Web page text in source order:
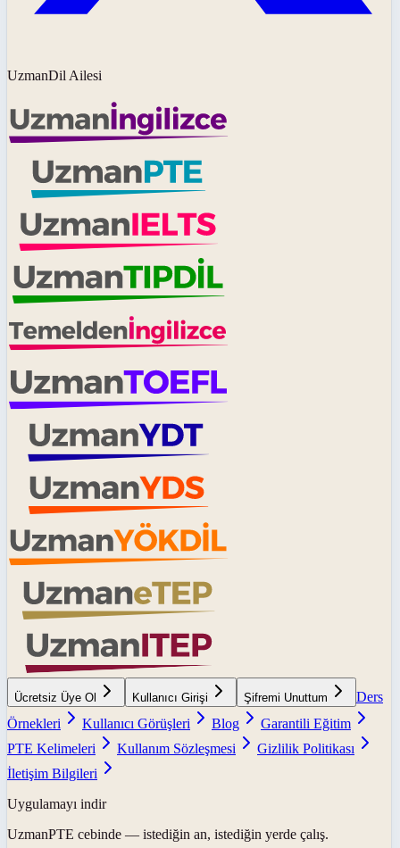
UzmanDil Ailesi
Ücretsiz Üye Ol Kullanıcı Girişi Şifremi Unuttum
Ders
Örnekleri
Kullanıcı Görüşleri Blog
Garantili Eğitim
PTE Kelimeleri
Kullanım Sözleşmesi
Gizlilik Politikası
İletişim Bilgileri
Uygulamayı indir
UzmanPTE cebinde — istediğin an, istediğin yerde çalış.